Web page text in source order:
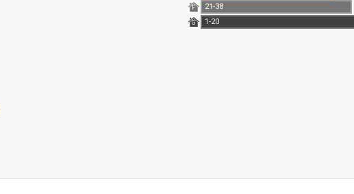
F 21-38
G 1-20